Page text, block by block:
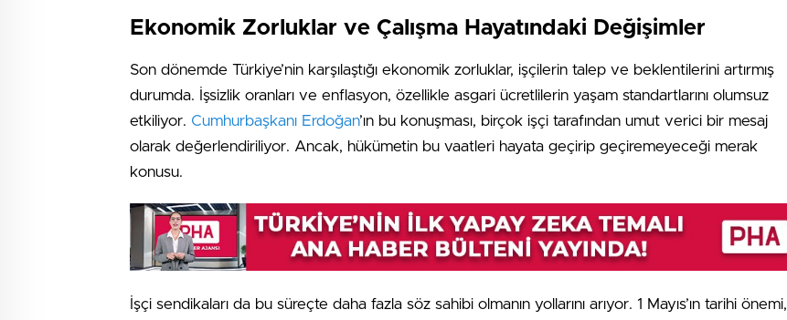
Ekonomik Zorluklar ve Çalışma Hayatındaki Değişimler
Son dönemde Türkiye’nin karşılaştığı ekonomik zorluklar, işçilerin talep ve beklentilerini artırmış
durumda. İşsizlik oranları ve enflasyon, özellikle asgari ücretlilerin yaşam standartlarını olumsuz
etkiliyor. Cumhurbaşkanı Erdoğan’ın bu konuşması, birçok işçi tarafından umut verici bir mesaj
olarak değerlendiriliyor. Ancak, hükümetin bu vaatleri hayata geçirip geçiremeyeceği merak
konusu.
İşçi sendikaları da bu süreçte daha fazla söz sahibi olmanın yollarını arıyor. 1 Mayıs’ın tarihi önemi,